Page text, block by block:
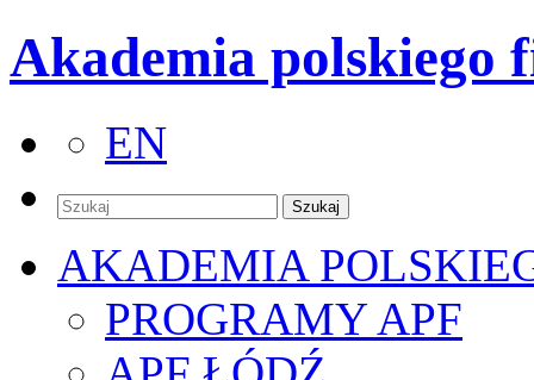
Akademia polskiego
EN
AKADEMIA
PROGRAMY APF